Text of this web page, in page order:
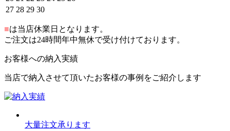
27 28 29 30
■は当店休業日となります。
ご注文は24時間年中無休で受け付けております。
お客様への納入実績
当店で納入させて頂いたお客様の事例をご紹介します
大量注文承ります